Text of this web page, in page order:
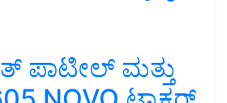
ಪಾಟೀಲ್ ಮತ್ತು